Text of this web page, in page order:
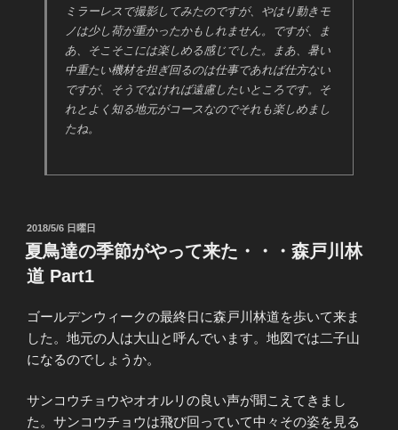
ミラーレスで撮影してみたのですが、やはり動きモ
ノは少し荷が重かったかもしれません。ですが、ま
あ、そこそこには楽しめる感じでした。まあ、暑い
中重たい機材を担ぎ回るのは仕事であれば仕方ない
ですが、そうでなければ遠慮したいところです。そ
れとよく知る地元がコースなのでそれも楽しめまし
たね。
投
稿
日:
2018/5/6 日曜日
夏鳥達の季節がやって来た・・・森戸川林
道 Part1
ゴールデンウィークの最終日に森戸川林道を歩いて来ま
した。地元の人は大山と呼んでいます。地図では二子山
になるのでしょうか。
サンコウチョウやオオルリの良い声が聞こえてきまし
た。サンコウチョウは飛び回っていて中々その姿を見る